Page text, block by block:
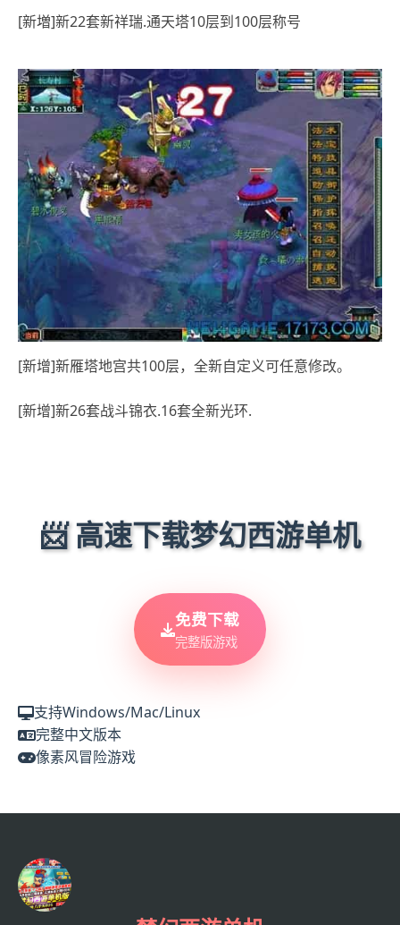
[新増]新22套新祥瑞.通天塔10层到100层称号
[新增]新雁塔地宫共100层，全新自定义可任意修改。
[新增]新26套战斗锦衣.16套全新光环.
📨 高速下载梦幻西游单机
免费下载
完整版游戏
支持Windows/Mac/Linux
完整中文版本
像素风冒险游戏